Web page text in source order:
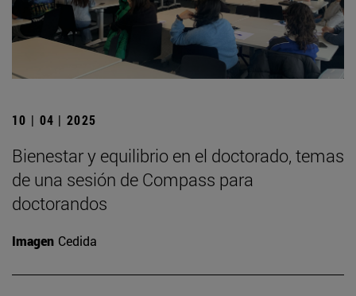
10 | 04 | 2025
Bienestar y equilibrio en el doctorado, temas
de una sesión de Compass para
doctorandos
Imagen Cedida